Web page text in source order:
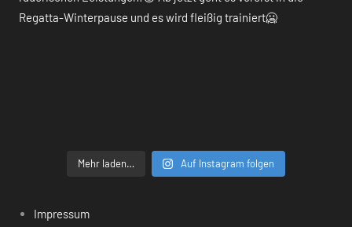
Mehr laden… Auf Instagram folgen
Impressum